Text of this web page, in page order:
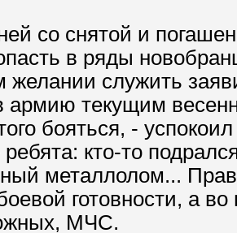
со снятой и
в ряды
желании служить
армию текущим
бояться, -
кто-то
металлолом...
готовности, а
МЧС.